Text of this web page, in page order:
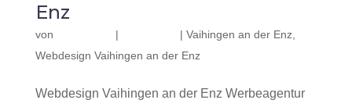
Enz
von | | Vaihingen an der Enz,
Webdesign Vaihingen an der Enz
Webdesign Vaihingen an der Enz Werbeagentur